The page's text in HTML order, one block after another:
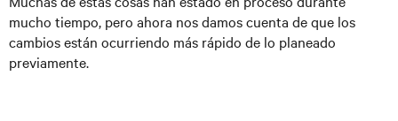
mucho tiempo, pero ahora nos damos cuenta de que los
cambios están ocurriendo más rápido de lo planeado
previamente.